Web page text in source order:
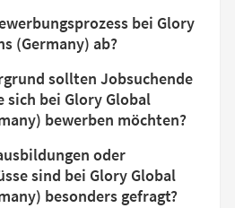
bei Glory
(Germany) ab?
sollten Jobsuchende
bei Glory Global
bewerben möchten?
oder
sind bei Glory Global
besonders gefragt?